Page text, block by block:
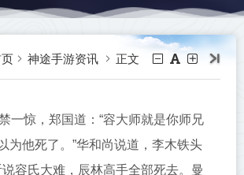
神途手游资讯 正文
一惊，郑国道：“容大师就是你师兄
为他死了。”华和尚说道，李木铁头
说容氏大难，辰林高手全部死去。曼